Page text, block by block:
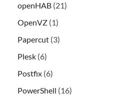
openHAB (21)
OpenVZ (1)
Papercut (3)
Plesk (6)
Postfix (6)
PowerShell (16)